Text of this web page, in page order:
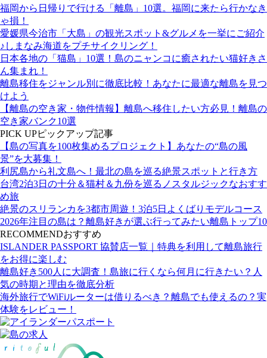
福岡から日帰りで行ける「離島」10選。福岡に来たら行かなき
ゃ損！
愛媛県今治市「大島」の観光スポット&グルメを一挙にご紹介
♪しまなみ海道をプチサイクリング！
日本各地の「猫島」10選！島のニャンコに癒されたい猫好きさ
ん集まれ！
離島移住をジャンル別に徹底比較！あなたに最適な離島を見つ
けよう
【離島の空き家・物件情報】離島へ移住したい方必見！離島の
空き家バンク10選
PICK UPピックアップ記事
【島の写真を100枚集めるプロジェクト】あなたの“島の風
景”を大募集！
利尻島から礼文島へ！最北の島を巡る絶景スポットと行き方
台湾2泊3日の十分＆猫村＆九份を巡るノスタルジックなおすす
め旅
絶景のスリランカを3都市周遊！3泊5日よくばりモデルコース
2026年注目の島は？離島好きが選ぶ行ってみたい離島トップ10
RECOMMENDおすすめ
ISLANDER PASSPORT 協賛店一覧｜特典を利用して離島旅行
をお得に楽しむ
離島好き500人に大調査！島旅に行くなら何月に行きたい？人
気の時期と理由を徹底分析
海外旅行でWiFiルーターは借りるべき？離島でも使えるの？実
体験をレビュー！